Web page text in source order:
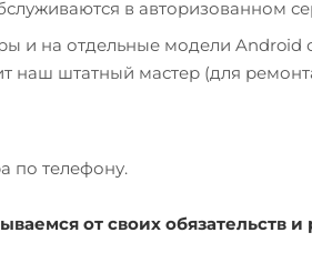
в авторизованном
и на отдельные модели
наш штатный мастер (для
по телефону.
от своих обязательств